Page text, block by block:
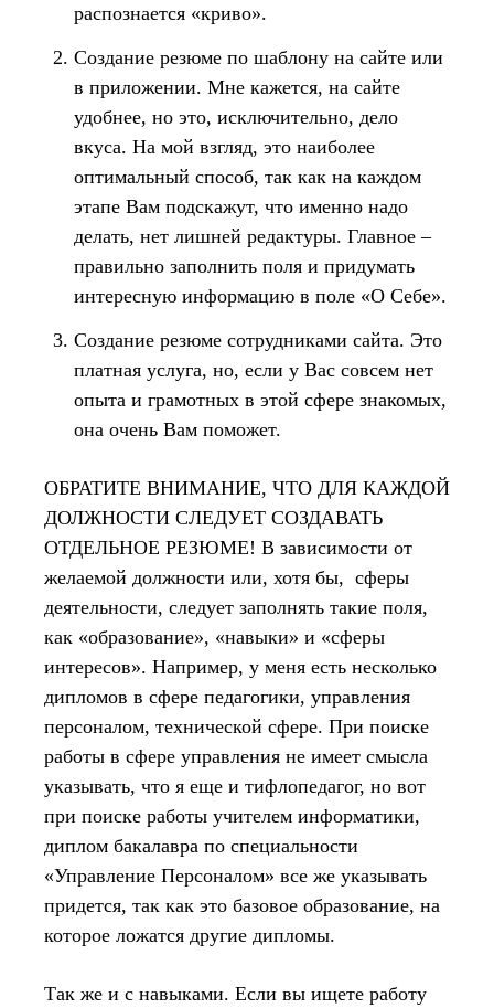
распознается «криво».
Создание резюме по шаблону на сайте или
в приложении. Мне кажется, на сайте
удобнее, но это, исключительно, дело
вкуса. На мой взгляд, это наиболее
оптимальный способ, так как на каждом
этапе Вам подскажут, что именно надо
делать, нет лишней редактуры. Главное –
правильно заполнить поля и придумать
интересную информацию в поле «О Себе».
Создание резюме сотрудниками сайта. Это
платная услуга, но, если у Вас совсем нет
опыта и грамотных в этой сфере знакомых,
она очень Вам поможет.
ОБРАТИТЕ ВНИМАНИЕ, ЧТО ДЛЯ КАЖДОЙ
ДОЛЖНОСТИ СЛЕДУЕТ СОЗДАВАТЬ
ОТДЕЛЬНОЕ РЕЗЮМЕ! В зависимости от
желаемой должности или, хотя бы, сферы
деятельности, следует заполнять такие поля,
как «образование», «навыки» и «сферы
интересов». Например, у меня есть несколько
дипломов в сфере педагогики, управления
персоналом, технической сфере. При поиске
работы в сфере управления не имеет смысла
указывать, что я еще и тифлопедагог, но вот
при поиске работы учителем информатики,
диплом бакалавра по специальности
«Управление Персоналом» все же указывать
придется, так как это базовое образование, на
которое ложатся другие дипломы.
Так же и с навыками. Если вы ищете работу